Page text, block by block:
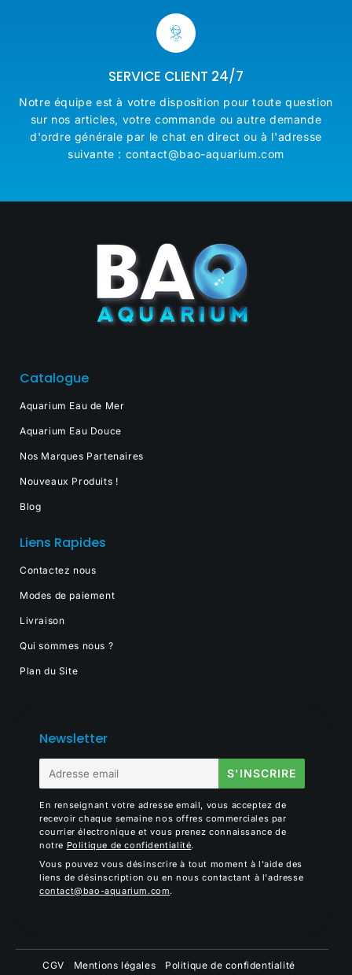
SERVICE CLIENT 24/7
Notre équipe est à votre disposition pour toute question
sur nos articles, votre commande ou autre demande
d'ordre générale par le chat en direct ou à l'adresse
suivante : contact@bao-aquarium.com
Catalogue
Aquarium Eau de Mer
Aquarium Eau Douce
Nos Marques Partenaires
Nouveaux Produits !
Blog
Liens Rapides
Contactez nous
Modes de paiement
Livraison
Qui sommes nous ?
Plan du Site
Newsletter
mail
S'INSCRIRE
En renseignant votre adresse email, vous acceptez de
recevoir chaque semaine nos offres commerciales par
courrier électronique et vous prenez connaissance de
notre Politique de confidentialité.
Vous pouvez vous désinscrire à tout moment à l'aide des
liens de désinscription ou en nous contactant à l'adresse
contact@bao-aquarium.com.
CGV Mentions légales Politique de confidentialité